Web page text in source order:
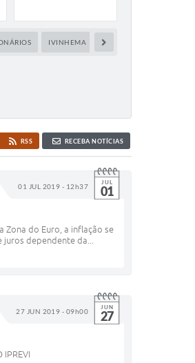
IVINHEMA POLÍTICA
RSS RECEBA NOTÍCIAS
01 JUL 2019 - 12h37 JUL
01
do Euro, a inflação se
dependente da...
27 JUN 2019 - 09h00 JUN
27
IPREVI